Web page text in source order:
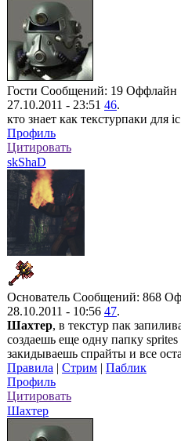
Гости Сообщений: 19 Оффлайн
27.10.2011 - 23:51 46.
кто знает как текстурпаки для
Профиль
Цитировать
skShaD
Основатель Сообщений: 868
28.10.2011 - 10:56 47.
Шахтер, в текстур пак
создаешь еще одну папку
закидываешь спрайты и все
Правила | Стрим | Паблик
Профиль
Цитировать
Шахтер